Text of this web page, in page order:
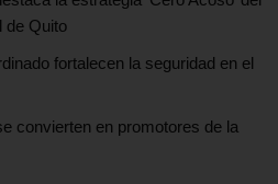
de Quito
fortalecen la seguridad en el
convierten en promotores de la